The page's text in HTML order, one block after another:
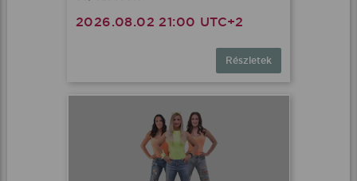
2026.08.02 21:00 UTC+2
Részletek